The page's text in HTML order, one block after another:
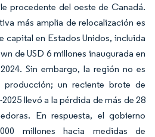
procedente del oeste de Canadá.
más amplia de relocalización es
capital en Estados Unidos, incluida
de USD 6 millones inaugurada en
Sin embargo, la región no es
un reciente brote de
llevó a la pérdida de más de 28
En respuesta, el gobierno
millones hacia medidas de